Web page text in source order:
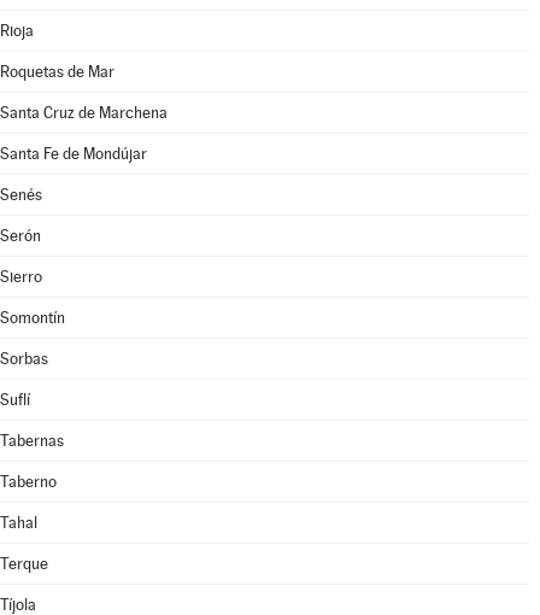
Rioja
Roquetas de Mar
Santa Cruz de Marchena
Santa Fe de Mondújar
Senés
Serón
Sierro
Somontín
Sorbas
Suflí
Tabernas
Taberno
Tahal
Terque
Tíjola